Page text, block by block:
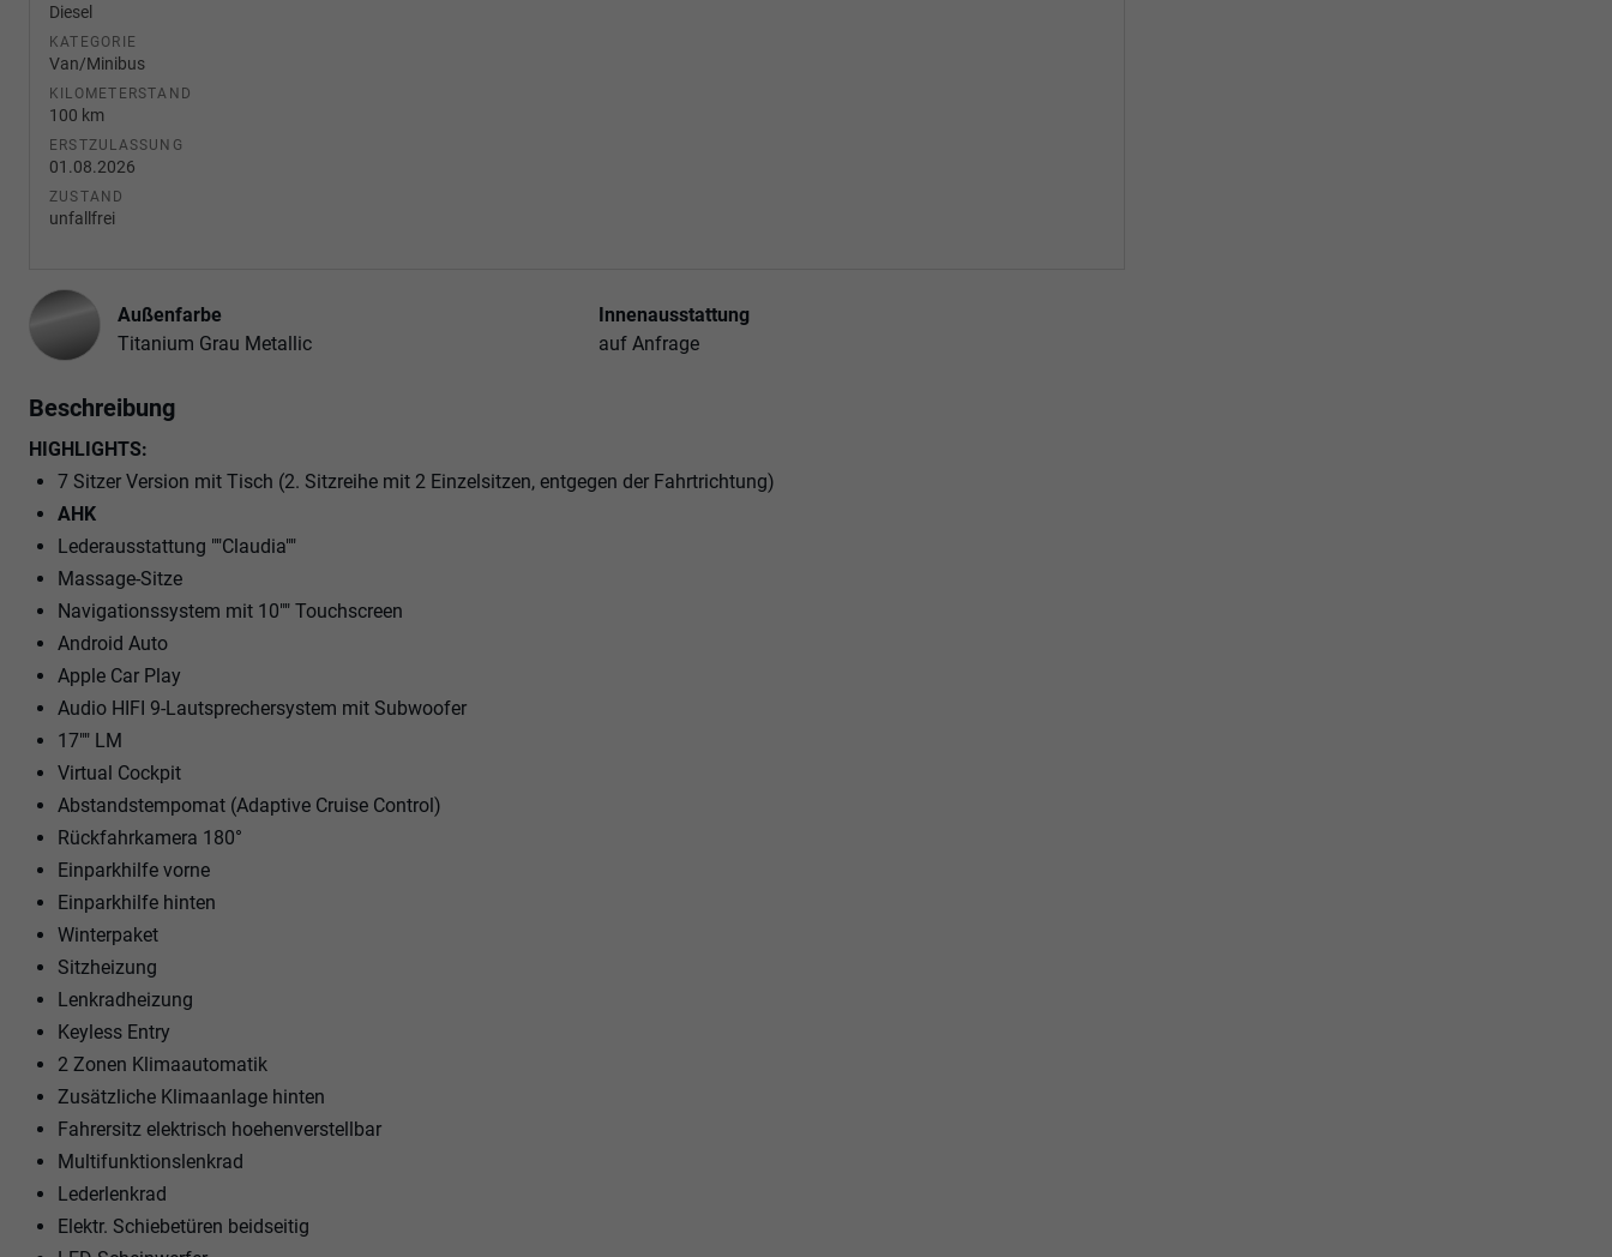
Diesel
KATEGORIE
Van/Minibus
KILOMETERSTAND
100 km
ERSTZULASSUNG
01.08.2026
ZUSTAND
unfallfrei
Außenfarbe
Titanium Grau Metallic
Innenausstattung
auf Anfrage
Beschreibung
HIGHLIGHTS:
7 Sitzer Version mit Tisch (2. Sitzreihe mit 2 Einzelsitzen, entgegen der Fahrtrichtung)
AHK
Lederausstattung ""Claudia""
Massage-Sitze
Navigationssystem mit 10"" Touchscreen
Android Auto
Apple Car Play
Audio HIFI 9-Lautsprechersystem mit Subwoofer
17"" LM
Virtual Cockpit
Abstandstempomat (Adaptive Cruise Control)
Rückfahrkamera 180°
Einparkhilfe vorne
Einparkhilfe hinten
Winterpaket
Sitzheizung
Lenkradheizung
Keyless Entry
2 Zonen Klimaautomatik
Zusätzliche Klimaanlage hinten
Fahrersitz elektrisch hoehenverstellbar
Multifunktionslenkrad
Lederlenkrad
Elektr. Schiebetüren beidseitig